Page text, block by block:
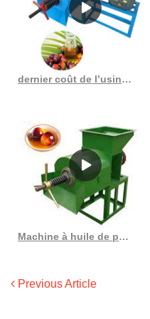
un récipient en acier
inoxydable dans un
dernier coût de l’usine d’extraction par solvant d’huile de palme en Chine
Machine à huile de palmiste 200 kg/h approuvée CE au Gabon
Previous Article